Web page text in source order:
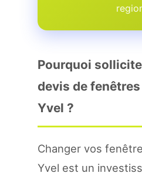
Pourquoi
devis de
Yvel ?
Changer vos
Yvel est un